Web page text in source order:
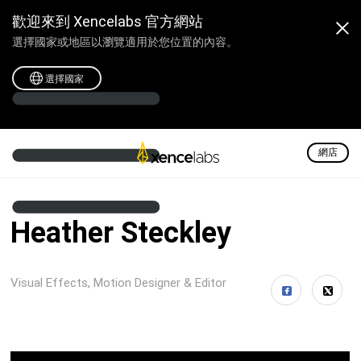
歡迎來到 Xencelabs 官方網站
選擇國家或地區以瀏覽適用於您位置的內容。
選擇國家
網店
Heather Steckley
Visual Effects, Motion Designer & Editor